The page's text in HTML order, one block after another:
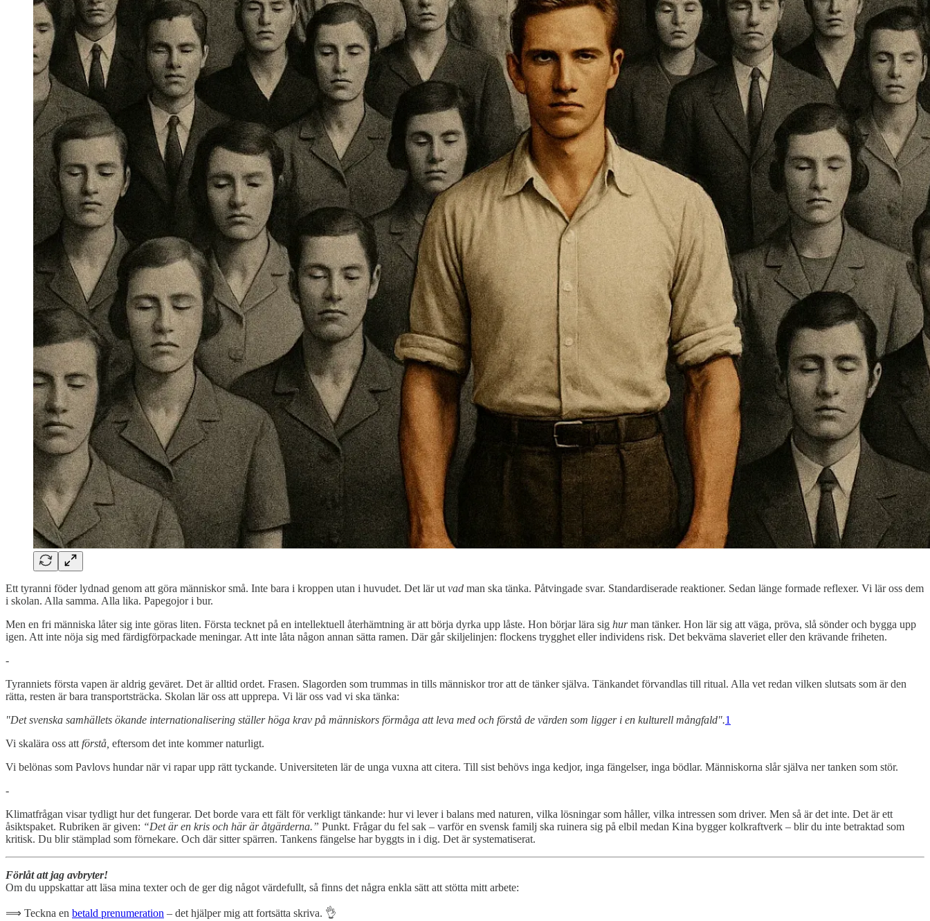
Ett tyranni föder lydnad genom att göra människor små. Inte bara i kroppen utan i huvudet. Det lär ut vad man ska tänka. Påtvingade svar. Standardiserade reaktioner. Sedan länge formade reflexer. Vi lär oss dem
i skolan. Alla samma. Alla lika. Papegojor i bur.
Men en fri människa låter sig inte göras liten. Första tecknet på en intellektuell återhämtning är att börja dyrka upp låste. Hon börjar lära sig hurman tänker. Hon lär sig att väga, pröva, slå sönder och bygga upp
igen. Att inte nöja sig med färdigförpackade meningar. Att inte låta någon annan sätta ramen. Där går skiljelinjen: flockens trygghet eller individens risk. Det bekväma slaveriet eller den krävande friheten.
-
Tyranniets första vapen är aldrig geväret. Det är alltid ordet. Frasen. Slagorden som trummas in tills människor tror att de tänker själva. Tänkandet förvandlas till ritual. Alla vet redan vilken slutsats som är den
rätta, resten är bara transportsträcka. Skolan lär oss att upprepa. Vi lär oss vad vi ska tänka:
"Det svenska samhällets ökande internationalisering ställer höga krav på människors förmåga att leva med och förstå de värden som ligger i en kulturell mångfald".1
Vi skalära oss att förstå, eftersom det inte kommer naturligt.
Vi belönas som Pavlovs hundar när vi rapar upp rätt tyckande. Universiteten lär de unga vuxna att citera. Till sist behövs inga kedjor, inga fängelser, inga bödlar. Människorna slår själva ner tanken som stör.
-
Klimatfrågan visar tydligt hur det fungerar. Det borde vara ett fält för verkligt tänkande: hur vi lever i balans med naturen, vilka lösningar som håller, vilka intressen som driver. Men så är det inte. Det är ett
åsiktspaket. Rubriken är given: “Det är en kris och här är åtgärderna.” Punkt. Frågar du fel sak – varför en svensk familj ska ruinera sig på elbil medan Kina bygger kolkraftverk – blir du inte betraktad som
kritisk. Du blir stämplad som förnekare. Och där sitter spärren. Tankens fängelse har byggts in i dig. Det är systematiserat.
Förlåt att jag avbryter!
Om du uppskattar att läsa mina texter och de ger dig något värdefullt, så finns det några enkla sätt att stötta mitt arbete:
⟹ Teckna en betald prenumeration – det hjälper mig att fortsätta skriva. 👌